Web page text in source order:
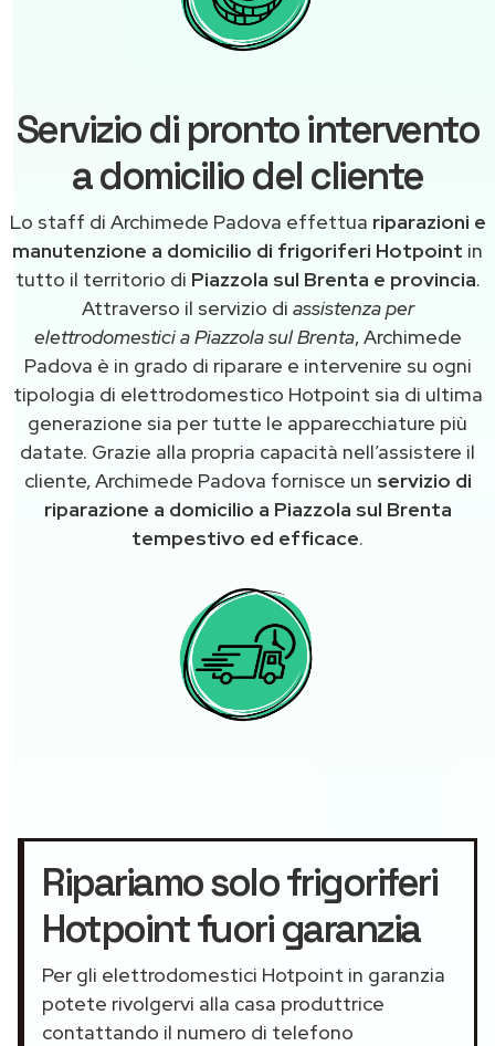
Servizio di pronto intervento
a domicilio del cliente
Lo staff di Archimede Padova effettua riparazioni e
manutenzione a domicilio di frigoriferi Hotpoint in
tutto il territorio di Piazzola sul Brenta e provincia.
Attraverso il servizio di assistenza per
elettrodomestici a Piazzola sul Brenta, Archimede
Padova è in grado di riparare e intervenire su ogni
tipologia di elettrodomestico Hotpoint sia di ultima
generazione sia per tutte le apparecchiature più
datate. Grazie alla propria capacità nell’assistere il
cliente, Archimede Padova fornisce un servizio di
riparazione a domicilio a Piazzola sul Brenta
tempestivo ed efficace.
Ripariamo solo frigoriferi
Hotpoint fuori garanzia
Per gli elettrodomestici Hotpoint in garanzia
potete rivolgervi alla casa produttrice
contattando il numero di telefono